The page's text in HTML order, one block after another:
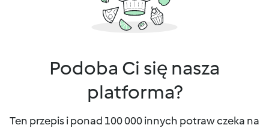
Podoba Ci się nasza
platforma?
Ten przepis i ponad 100 000 innych potraw czeka na